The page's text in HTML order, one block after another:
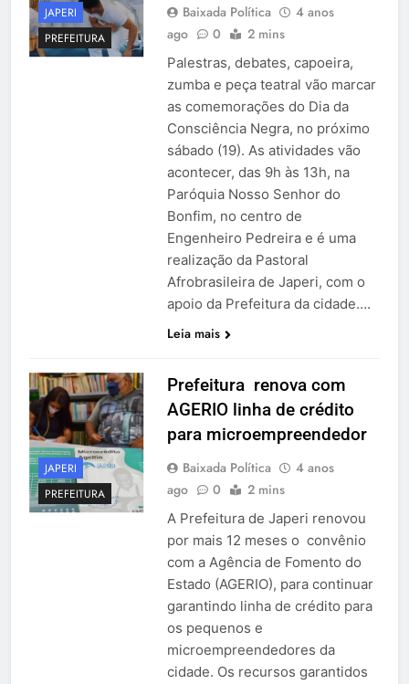
JAPERI
PREFEITURA
Baixada Política
4 anos
ago
0 2 mins
Palestras, debates, capoeira,
zumba e peça teatral vão marcar
as comemorações do Dia da
Consciência Negra, no próximo
sábado (19). As atividades vão
acontecer, das 9h às 13h, na
Paróquia Nosso Senhor do
Bonfim, no centro de
Engenheiro Pedreira e é uma
realização da Pastoral
Afrobrasileira de Japeri, com o
apoio da Prefeitura da cidade….
Leia mais
JAPERI
PREFEITURA
Prefeitura renova com
AGERIO linha de crédito
para microempreendedor
Baixada Política
4 anos
ago
0 2 mins
A Prefeitura de Japeri renovou
por mais 12 meses o convênio
com a Agência de Fomento do
Estado (AGERIO), para continuar
garantindo linha de crédito para
os pequenos e
microempreendedores da
cidade. Os recursos garantidos